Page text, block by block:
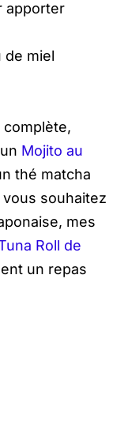
apporter
de miel
Mojito au
thé matcha
souhaitez
mes
Roll de
un repas